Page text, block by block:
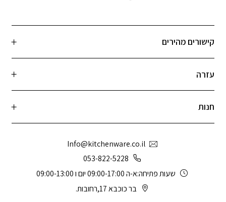
קישורים מהירים
עזרה
חנות
Info@kitchenware.co.il
053-822-5228
שעות פתיחה:א-ה 09:00-17:00 יום ו 09:00-13:00
בר כוכבא 17,רחובות.